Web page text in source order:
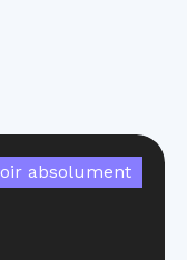
absolument